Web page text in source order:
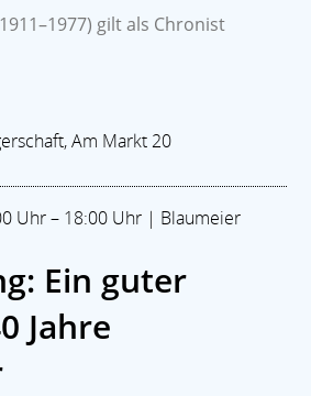
gilt als Chronist
Am Markt 20
Uhr – 18:00 Uhr | Blaumeier
Ein guter
Jahre